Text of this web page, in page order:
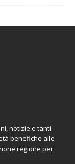
notizie e tanti
benefiche alle
regione per